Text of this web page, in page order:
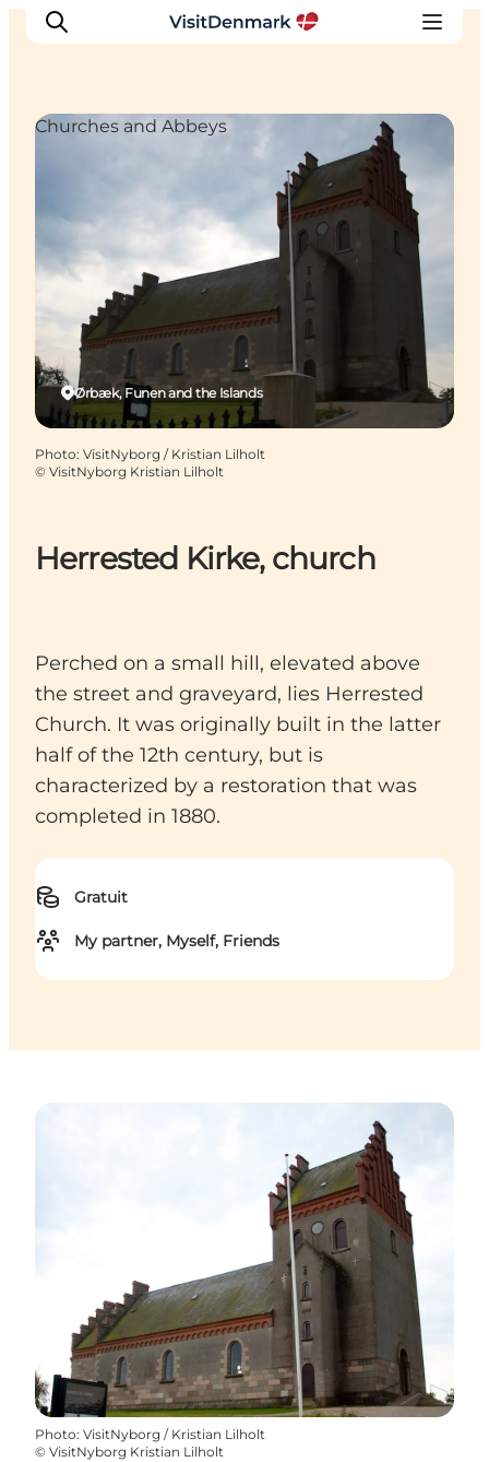
Inspirations
Destinations
Quoi faire
Hébergements
Planifiez votre voyage
Herrested Kirke, church
Perched on a small hill, elevated above
the street and graveyard, lies Herrested
Church. It was originally built in the latter
half of the 12th century, but is
characterized by a restoration that was
completed in 1880.
Gratuit
My partner, Myself, Friends
Ørbæk, Funen and the Islands
Churches and Abbeys
Photo: VisitNyborg / Kristian Lilholt
© VisitNyborg Kristian Lilholt
Photo: VisitNyborg / Kristian Lilholt
© VisitNyborg Kristian Lilholt